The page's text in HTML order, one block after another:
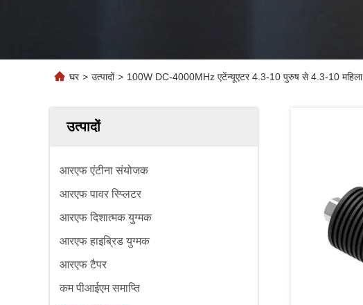
घर > उत्पादों > 100W DC-4000MHz एटेंन्यूएटर 4.3-10 पुरुष से 4.3-10 महिला
उत्पादों
आरएफ एंटीना संयोजक
आरएफ पावर स्प्लिटर
आरएफ दिशात्मक युग्मक
आरएफ हाइब्रिड युग्मक
आरएफ टैपर
कम पीआईएम समाप्ति